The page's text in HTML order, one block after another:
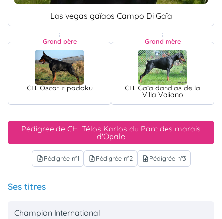
Las vegas gaïaos Campo Di Gaïa
Grand père
CH. Oscar z padoku
Grand mère
CH. Gaïa dandias de la
Villa Valiano
Pédigree de CH. Télos Karlos du Parc des marais
d'Opale
upload_file Pédigrée n°1 upload_file Pédigrée n°2 upload_file Pédigrée n°3
Ses titres
Champion International